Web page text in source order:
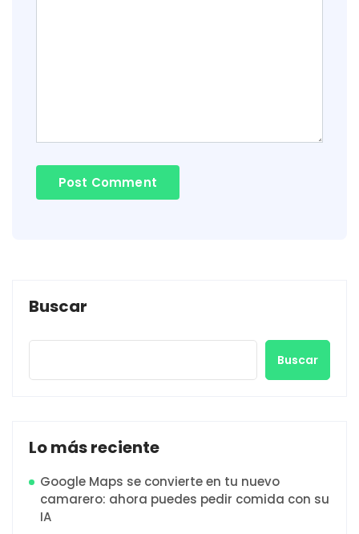
Buscar
Buscar
Lo más reciente
Google Maps se convierte en tu nuevo
camarero: ahora puedes pedir comida con su
IA